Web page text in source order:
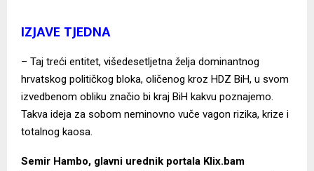
IZJAVE TJEDNA
– Taj treći entitet, višedesetljetna želja dominantnog
hrvatskog političkog bloka, oličenog kroz HDZ BiH, u svom
izvedbenom obliku značio bi kraj BiH kakvu poznajemo.
Takva ideja za sobom neminovno vuče vagon rizika, krize i
totalnog kaosa.
Semir Hambo, glavni urednik portala Klix.bam